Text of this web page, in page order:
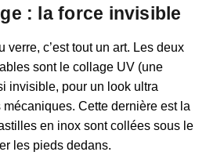
: la force invisible
verre, c’est tout un art. Les deux
sont le collage UV (une
invisible, pour un look ultra
Cette dernière est la
en inox sont collées sous le
les pieds dedans.